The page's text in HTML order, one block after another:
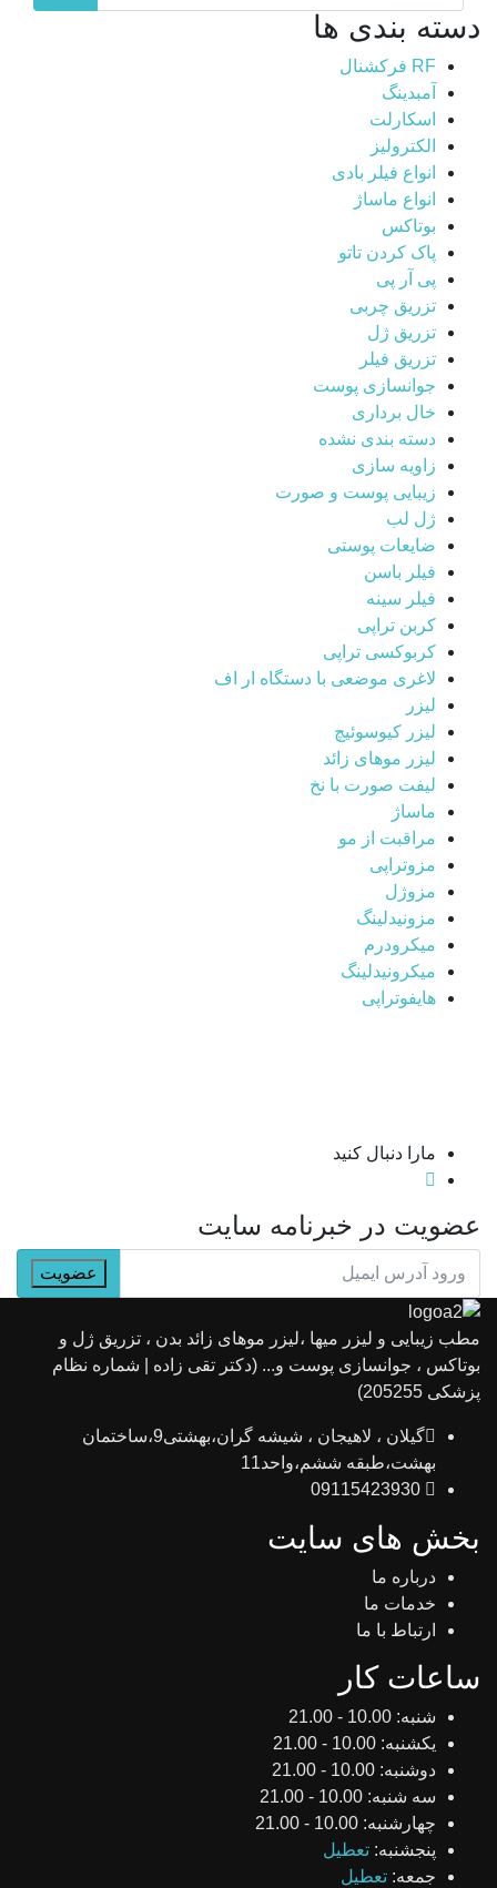
دسته بندی ها
RF فرکشنال
آمبدینگ
اسکارلت
الکترولیز
انواع فیلر بادی
انواع ماساژ
بوتاکس
پاک کردن تاتو
پی آر پی
تزریق چربی
تزریق ژل
تزریق فیلر
جوانسازی پوست
خال برداری
دسته بندی نشده
زاویه سازی
زیبایی پوست و صورت
ژل لب
ضایعات پوستی
فیلر باسن
فیلر سینه
کربن تراپی
کربوکسی تراپی
لاغری موضعی با دستگاه ار اف
لیزر
لیزر کیوسوئیچ
لیزر موهای زائد
لیفت صورت با نخ
ماساژ
مراقبت از مو
مزوتراپی
مزوژل
مزونیدلینگ
میکرودرم
میکرونیدلینگ
هایفوتراپی
مارا دنبال کنید
عضویت در خبرنامه سایت
مطب زیبایی و لیزر میها ،لیزر موهای زائد بدن ، تزریق ژل و
بوتاکس ، جوانسازی پوست و... (دکتر تقی زاده | شماره نظام
پزشکی 205255)
گیلان ، لاهیجان ، شیشه گران،بهشتی9،ساختمان
بهشت،طبقه ششم،واحد11
09115423930
بخش های سایت
درباره ما
خدمات ما
ارتباط با ما
ساعات کار
شنبه: 10.00 - 21.00
یکشنبه: 10.00 - 21.00
دوشنبه: 10.00 - 21.00
سه شنبه: 10.00 - 21.00
چهارشنبه: 10.00 - 21.00
پنجشنبه: تعطیل
جمعه: تعطیل